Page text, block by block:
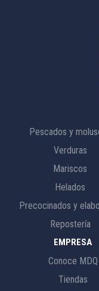
Pescados y
Verduras
Mariscos
Helados
Precocinados y
Repostería
EMPRESA
Conoce MDQ
Tiendas